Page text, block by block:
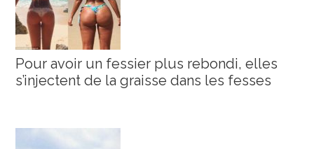
Pour avoir un fessier plus rebondi, elles
s’injectent de la graisse dans les fesses